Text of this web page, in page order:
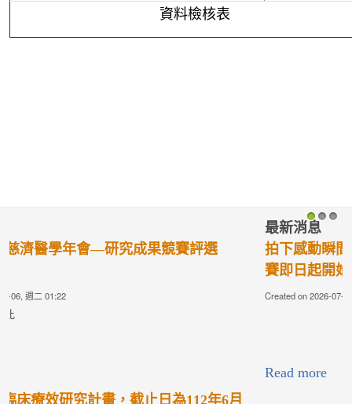
資料檢核表
1 2
拍下感動瞬間！【第七屆】最美的醫療人文攝影比
Created on 2026-07-16, 週四 08:00